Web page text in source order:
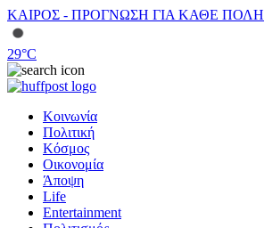
ΚΑΙΡΟΣ - ΠΡΟΓΝΩΣΗ ΓΙΑ ΚΑΘΕ ΠΟΛΗ
29°C
Κοινωνία
Πολιτική
Κόσμος
Οικονομία
Άποψη
Life
Entertainment